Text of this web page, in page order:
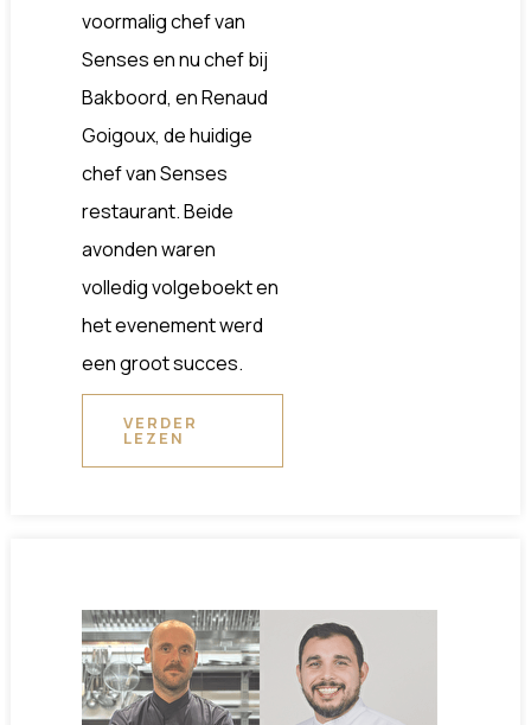
voormalig chef van
Senses en nu chef bij
Bakboord, en Renaud
Goigoux, de huidige
chef van Senses
restaurant. Beide
avonden waren
volledig volgeboekt en
het evenement werd
een groot succes.
VERDER
LEZEN